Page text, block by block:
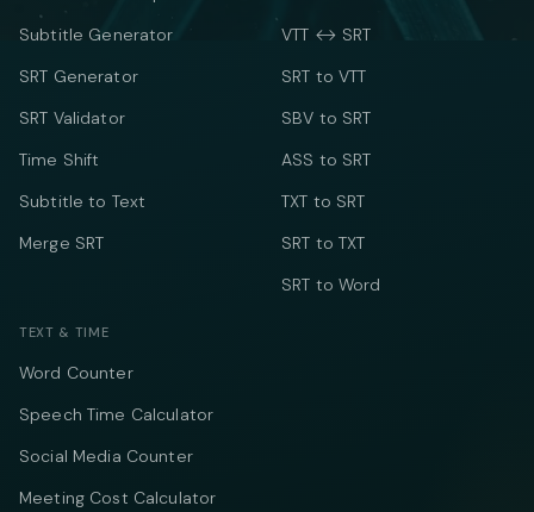
Subtitle Generator
SRT Generator
SRT Validator
Time Shift
Subtitle to Text
Merge SRT
VTT ↔ SRT
SRT to VTT
SBV to SRT
ASS to SRT
TXT to SRT
SRT to TXT
SRT to Word
TEXT & TIME
Word Counter
Speech Time Calculator
Social Media Counter
Meeting Cost Calculator